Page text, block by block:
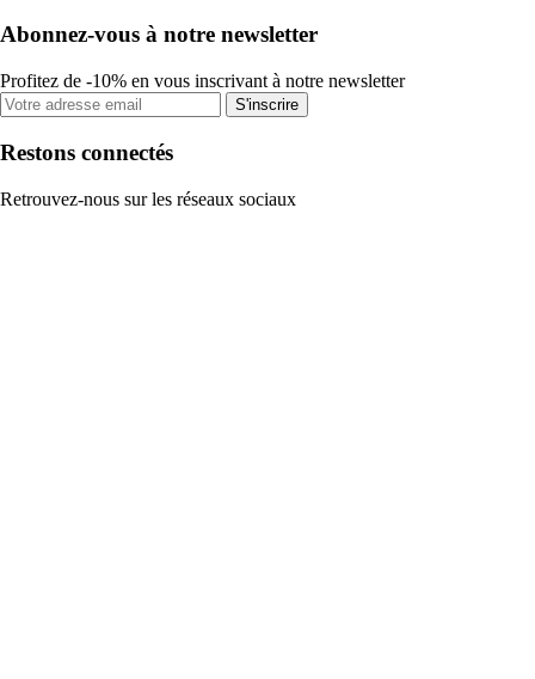
Abonnez-vous à notre newsletter
Profitez de -10% en vous inscrivant à notre newsletter
S'inscrire
Restons connectés
Retrouvez-nous sur les réseaux sociaux